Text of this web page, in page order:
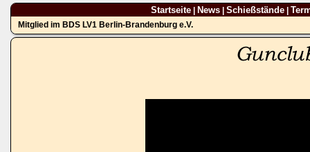
Startseite| News| Schießstände|
Mitglied im BDS LV1 Berlin-Brandenburg e.V.